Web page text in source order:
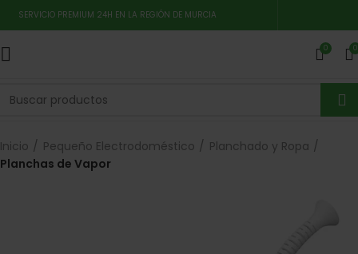
SERVICIO PREMIUM 24H EN LA REGIÓN DE MURCIA
0 0
Inicio Pequeño Electrodoméstico
Planchado y Ropa
Planchas de Vapor